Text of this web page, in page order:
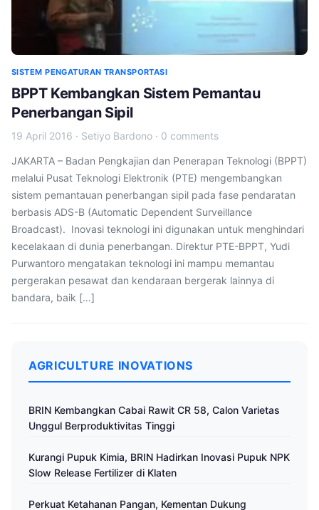
SISTEM PENGATURAN TRANSPORTASI
BPPT Kembangkan Sistem Pemantau
Penerbangan Sipil
19 April 2016 · Setiyo Bardono · 0 comments
JAKARTA – Badan Pengkajian dan Penerapan Teknologi (BPPT)
melalui Pusat Teknologi Elektronik (PTE) mengembangkan
sistem pemantauan penerbangan sipil pada fase pendaratan
berbasis ADS-B (Automatic Dependent Surveillance
Broadcast). Inovasi teknologi ini digunakan untuk menghindari
kecelakaan di dunia penerbangan. Direktur PTE-BPPT, Yudi
Purwantoro mengatakan teknologi ini mampu memantau
pergerakan pesawat dan kendaraan bergerak lainnya di
bandara, baik […]
AGRICULTURE INOVATIONS
BRIN Kembangkan Cabai Rawit CR 58, Calon Varietas
Unggul Berproduktivitas Tinggi
Kurangi Pupuk Kimia, BRIN Hadirkan Inovasi Pupuk NPK
Slow Release Fertilizer di Klaten
Perkuat Ketahanan Pangan, Kementan Dukung